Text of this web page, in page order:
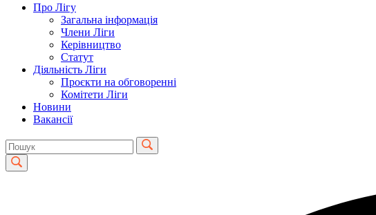
Про Лігу
Загальна інформація
Члени Ліги
Керівництво
Статут
Діяльність Ліги
Проєкти на обговоренні
Комітети Ліги
Новини
Вакансії